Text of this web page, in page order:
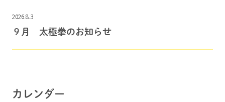
2026.8.3
９月 太極拳のお知らせ
カレンダー